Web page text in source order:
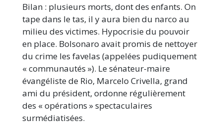
Bilan : plusieurs morts, dont des enfants. On
tape dans le tas, il y aura bien du narco au
milieu des victimes. Hypocrisie du pouvoir
en place. Bolsonaro avait promis de nettoyer
du crime les favelas (appelées pudiquement
« communautés »). Le sénateur-maire
évangéliste de Rio, Marcelo Crivella, grand
ami du président, ordonne régulièrement
des « opérations » spectaculaires
surmédiatisées.